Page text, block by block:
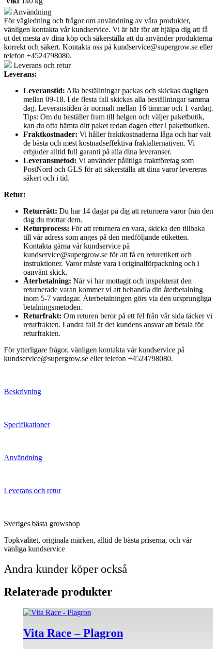
Användning
För vägledning och frågor om användning av våra produkter,
vänligen kontakta vår kundservice. Vi är här för att hjälpa dig att få
ut det mesta av dina köp och säkerställa att du använder produkterna
korrekt och säkert. Kontakta oss på kundservice@supergrow.se eller
telefon +4524798080.
Leverans och retur
Leverans:
Leveranstid: Alla beställningar packas och skickas dagligen
mellan 09-18. I de flesta fall skickas alla beställningar samma
dag. Leveranstiden är normalt mellan 16 timmar och 1 vardag.
Tips: Om du beställer fram till helgen och väljer paketbutik,
kan du ofta hämta ditt paket redan dagen efter i paketbutiken.
Fraktkostnader: Vi håller fraktkostnaderna låga och har valt
de bästa och mest kostnadseffektiva fraktalternativen. Vi
erbjuder alltid full garanti på alla dina leveranser.
Leveransmetod: Vi använder pålitliga fraktföretag som
PostNord och GLS för att säkerställa att dina varor levereras
säkert och i tid.
Retur:
Returrätt: Du har 14 dagar på dig att returnera varor från den
dag du mottar dem.
Returprocess: För att returnera en vara, skicka den tillbaka
till vår adress som anges på den medföljande etiketten.
Kontakta gärna vår kundservice på
kundservice@supergrow.se för att få en returetikett och
instruktioner. Varor måste vara i originalförpackning och i
oanvänt skick.
Återbetalning: När vi har mottagit och inspekterat den
returnerade varan kommer vi att behandla din återbetalning
inom 5-7 vardagar. Återbetalningen görs via den ursprungliga
betalningsmetoden.
Returfrakt: Om returen beror på ett fel från vår sida täcker vi
returfrakten. I andra fall är det kundens ansvar att betala för
returfrakten.
För ytterligare frågor, vänligen kontakta vår kundservice på
kundservice@supergrow.se eller telefon +4524798080.
Beskrivning
Specifikationer
Användning
Leverans och retur
Sveriges bästa growshop
Topkvalitet, originala märken, alltid de bästa priserna, och vår
vänliga kundservice
Andra kunder köper också
Relaterade produkter
Vita Race – Plagron